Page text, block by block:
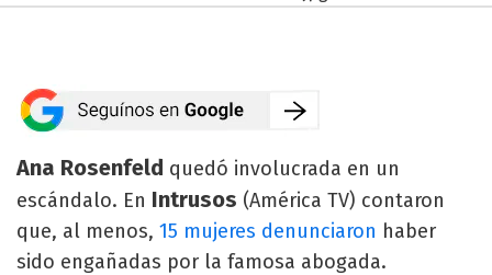
Ana Rosenfeld quedó involucrada en un
escándalo. En Intrusos (América TV) contaron
que, al menos, 15 mujeres denunciaron haber
sido engañadas por la famosa abogada.